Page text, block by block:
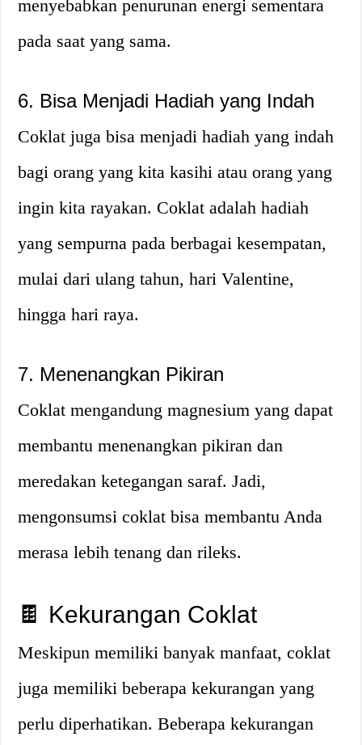
menyebabkan penurunan energi sementara
pada saat yang sama.
6. Bisa Menjadi Hadiah yang Indah
Coklat juga bisa menjadi hadiah yang indah
bagi orang yang kita kasihi atau orang yang
ingin kita rayakan. Coklat adalah hadiah
yang sempurna pada berbagai kesempatan,
mulai dari ulang tahun, hari Valentine,
hingga hari raya.
7. Menenangkan Pikiran
Coklat mengandung magnesium yang dapat
membantu menenangkan pikiran dan
meredakan ketegangan saraf. Jadi,
mengonsumsi coklat bisa membantu Anda
merasa lebih tenang dan rileks.
🍫 Kekurangan Coklat
Meskipun memiliki banyak manfaat, coklat
juga memiliki beberapa kekurangan yang
perlu diperhatikan. Beberapa kekurangan